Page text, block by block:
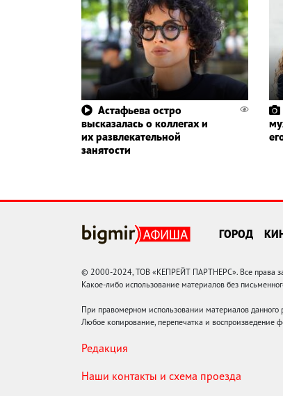
Астафьева остро
высказалась о коллегах и
их развлекательной
занятости
ГОРОД
© 2000-2024, ТОВ «КЕПРЕЙТ ПАРТНЕРС». Все права
Какое-либо использование материалов без
При правомерном использовании материалов данного
Любое копирование, перепечатка и воспроизведение
Редакция
Наши контакты и схема проезда